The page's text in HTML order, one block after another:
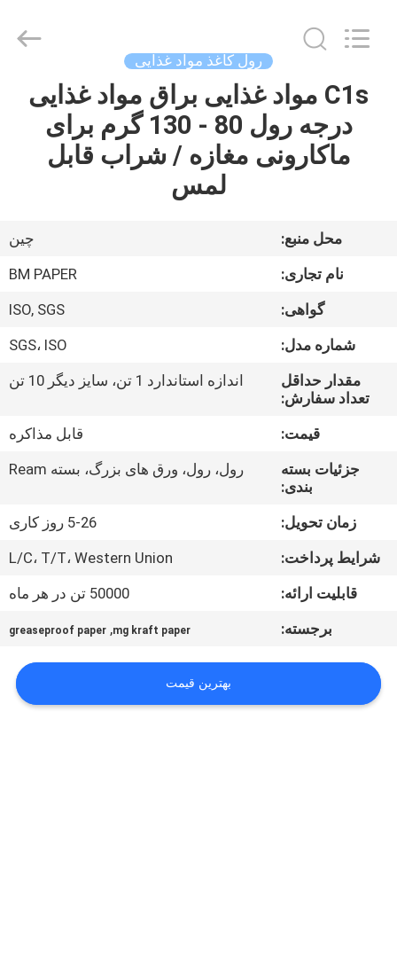
خونه
محصولات
کارخانه
کنترل
کیفیت
تماس
بگیرید
پرونده
ها
BMPAPER
CO.,LTD.
رول کاغذ مواد غذایی
C1s مواد غذایی براق مواد غذایی
درجه رول 80 - 130 گرم برای
ماکارونی مغازه / شراب قابل
لمس
محل منبع:
چين
نام تجاری:
BM PAPER
گواهی:
ISO, SGS
شماره مدل:
SGS، ISO
مقدار حداقل
تعداد سفارش:
اندازه استاندارد 1 تن، سایز دیگر 10 تن
قیمت:
قابل مذاکره
جزئیات بسته
بندی:
رول، رول، ورق های بزرگ، بسته Ream
زمان تحویل:
5-26 روز کاری
شرایط پرداخت:
L/C، T/T، Western Union
قابلیت ارائه:
50000 تن در هر ماه
برجسته:
mg kraft paper
,
greaseproof paper
بهترین قیمت